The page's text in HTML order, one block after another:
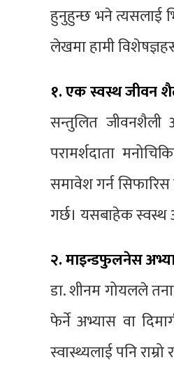
हुनुहुन्छ भने त्यसलाई
लेखमा हामी
१. एक स्वस्थ जीवन
सन्तुलित जीवनशैली
परामर्शदाता
समावेश गर्न
गर्छ। यसबाहेक स्वस्थ
२. माइन्डफुलनेस
डा. शीनम गोयलले
फेर्ने अभ्यास वा
स्वास्थ्यलाई पनि राम्रो